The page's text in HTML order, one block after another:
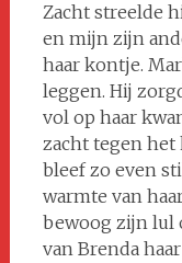
Zacht streelde
en mijn zijn
haar kontje.
leggen. Hij
vol op haar
zacht tegen het
bleef zo even
warmte van
bewoog zijn lul
van Brenda